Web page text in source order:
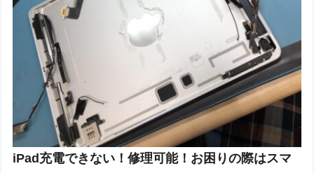
iPad充電できない！修理可能！お困りの際はスマ